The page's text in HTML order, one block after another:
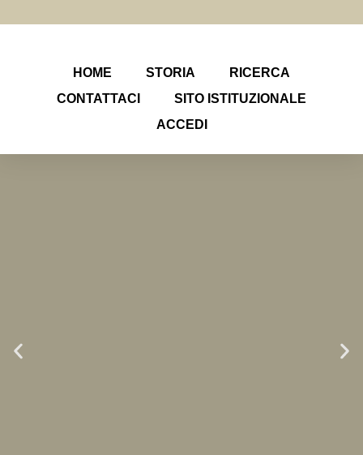
HOME STORIA
RICERCA
CONTATTACI
SITO ISTITUZIONALE
ACCEDI